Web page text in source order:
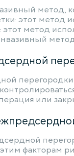
метод,
этот метод
метод
или
факторам